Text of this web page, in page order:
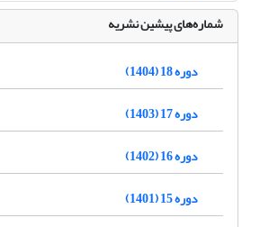
شماره‌های پیشین نشریه
دوره 18 (1404)
دوره 17 (1403)
دوره 16 (1402)
دوره 15 (1401)